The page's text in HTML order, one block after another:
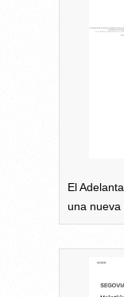
El
una